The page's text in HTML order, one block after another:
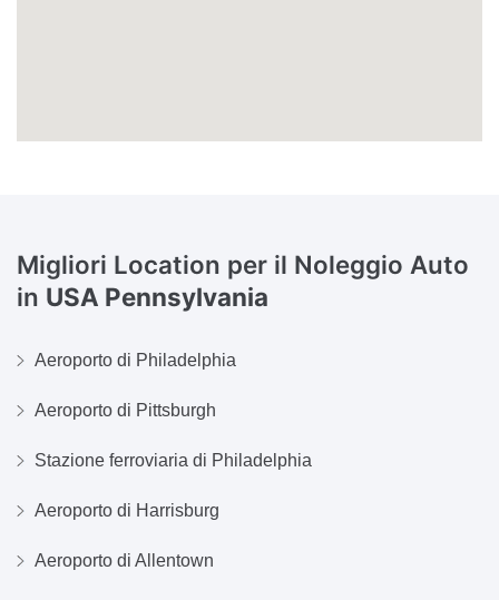
Migliori Location per il Noleggio Auto
in USA Pennsylvania
Aeroporto di Philadelphia
Aeroporto di Pittsburgh
Stazione ferroviaria di Philadelphia
Aeroporto di Harrisburg
Aeroporto di Allentown